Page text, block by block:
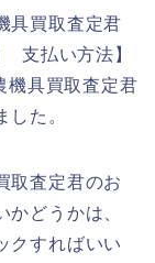
具買取査定君
支払い方法】
機具買取査定君
た。
取査定君のお
どうかは、
クすればいい